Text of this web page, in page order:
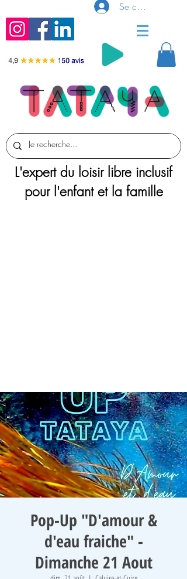
Se connecter
L'expert du loisir libre inclusif
pour l'enfant et la famille
Pop-Up "D'amour &
d'eau fraiche" -
Dimanche 21 Aout